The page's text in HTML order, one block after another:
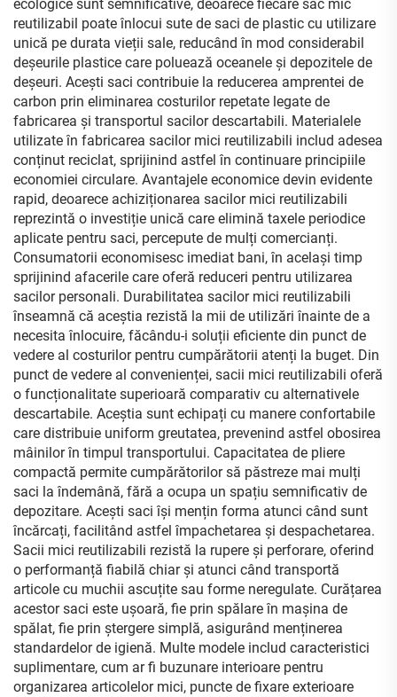
ecologice sunt semnificative, deoarece fiecare sac mic
reutilizabil poate înlocui sute de saci de plastic cu utilizare
unică pe durata vieții sale, reducând în mod considerabil
deșeurile plastice care poluează oceanele și depozitele de
deșeuri. Acești saci contribuie la reducerea amprentei de
carbon prin eliminarea costurilor repetate legate de
fabricarea și transportul sacilor descartabili. Materialele
utilizate în fabricarea sacilor mici reutilizabili includ adesea
conținut reciclat, sprijinind astfel în continuare principiile
economiei circulare. Avantajele economice devin evidente
rapid, deoarece achiziționarea sacilor mici reutilizabili
reprezintă o investiție unică care elimină taxele periodice
aplicate pentru saci, percepute de mulți comercianți.
Consumatorii economisesc imediat bani, în același timp
sprijinind afacerile care oferă reduceri pentru utilizarea
sacilor personali. Durabilitatea sacilor mici reutilizabili
înseamnă că aceștia rezistă la mii de utilizări înainte de a
necesita înlocuire, făcându-i soluții eficiente din punct de
vedere al costurilor pentru cumpărătorii atenți la buget. Din
punct de vedere al convenienței, sacii mici reutilizabili oferă
o funcționalitate superioară comparativ cu alternativele
descartabile. Aceștia sunt echipați cu manere confortabile
care distribuie uniform greutatea, prevenind astfel obosirea
mâinilor în timpul transportului. Capacitatea de pliere
compactă permite cumpărătorilor să păstreze mai mulți
saci la îndemână, fără a ocupa un spațiu semnificativ de
depozitare. Acești saci își mențin forma atunci când sunt
încărcați, facilitând astfel împachetarea și despachetarea.
Sacii mici reutilizabili rezistă la rupere și perforare, oferind
o performanță fiabilă chiar și atunci când transportă
articole cu muchii ascuțite sau forme neregulate. Curățarea
acestor saci este ușoară, fie prin spălare în mașina de
spălat, fie prin ștergere simplă, asigurând menținerea
standardelor de igienă. Multe modele includ caracteristici
suplimentare, cum ar fi buzunare interioare pentru
organizarea articolelor mici, puncte de fixare exterioare